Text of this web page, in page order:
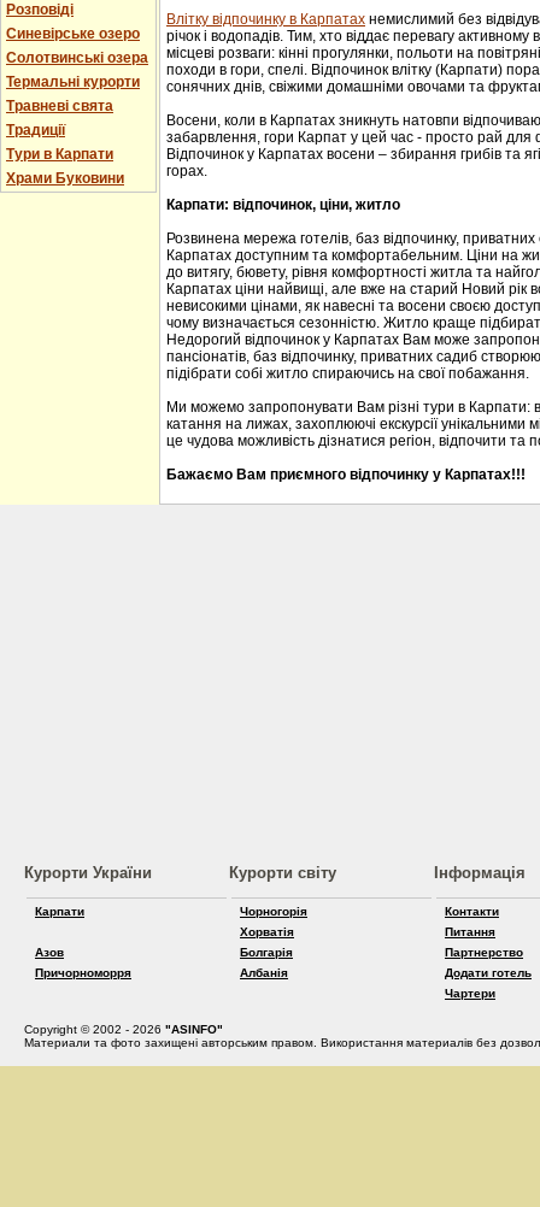
Розповіді
Синевірське озеро
Солотвинські озера
Термальні курорти
Травневі свята
Традиції
Тури в Карпати
Храми Буковини
Влітку відпочинку в Карпатах немислимий без
річок і водопадів. Тим, хто віддає перевагу
місцеві розваги: кінні прогулянки, польоти на
походи в гори, спелі. Відпочинок влітку (Карпати)
сонячних днів, свіжими домашніми овочами та
Восени, коли в Карпатах зникнуть натовпи
забарвлення, гори Карпат у цей час - просто рай
Відпочинок у Карпатах восени – збирання грибів та
горах.
Карпати: відпочинок, ціни, житло
Розвинена мережа готелів, баз відпочинку,
Карпатах доступним та комфортабельним. Ціни на
до витягу, бювету, рівня комфортності житла та
Карпатах ціни найвищі, але вже на старий Новий рік
невисокими цінами, як навесні та восени своєю
чому визначається сезонністю. Житло краще
Недорогий відпочинок у Карпатах Вам може
пансіонатів, баз відпочинку, приватних садиб
підібрати собі житло спираючись на свої побажання.
Ми можемо запропонувати Вам різні тури в Карпати:
катання на лижах, захоплюючі екскурсії
це чудова можливість дізнатися регіон, відпочити та
Бажаємо Вам приємного відпочинку у Карпатах!!!
Курорти України
Карпати
Азов
Причорноморря
Курорти світу
Чорногорія
Хорватія
Болгарія
Албанія
Інформація
Контакти
Питання
Партнерство
Додати готель
Чартери
Copyright © 2002 - 2026 "ASINFO"
Материали та фото захищені авторським правом. Використання материалів без